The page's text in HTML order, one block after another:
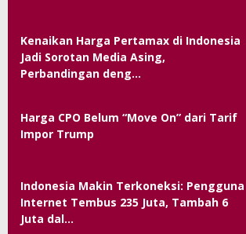
Kenaikan Harga Pertamax di Indonesia
Jadi Sorotan Media Asing,
Perbandingan deng…
Harga CPO Belum “Move On” dari Tarif
Impor Trump
Indonesia Makin Terkoneksi: Pengguna
Internet Tembus 235 Juta, Tambah 6
Juta dal…